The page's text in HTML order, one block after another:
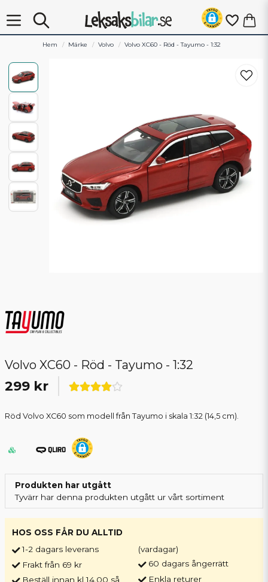
Hem Märke Volvo Volvo XC60 - Röd - Tayumo - 1:32
Volvo XC60 - Röd - Tayumo - 1:32
299 kr
Röd Volvo XC60 som modell från Tayumo i skala 1:32 (14,5 cm).
Produkten har utgått
Tyvärr har denna produkten utgått ur vårt sortiment
HOS OSS FÅR DU ALLTID
1-2 dagars leverans
Frakt från 69 kr
Beställ innan kl 14.00 så
(vardagar)
60 dagars ångerrätt
Enkla returer